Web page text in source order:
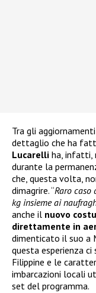
Tra gli
dettaglio che ha
Lucarelli ha, infatti,
durante la
che, questa volta,
dimagrire. “Raro caso
kg insieme ai
anche il nuovo
direttamente in
dimenticato il suo a
questa esperienza
Filippine e le
imbarcazioni locali
set del programma.